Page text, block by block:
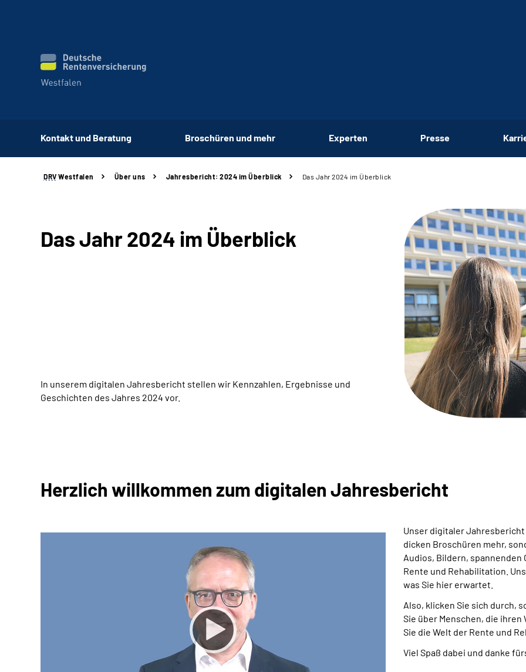
Kontakt und Beratung Broschüren und mehr Experten Presse
DRV Westfalen Über uns Jahresbericht: 2024 im Überblick Das Jahr 2024 im Überblick
Das Jahr 2024 im Überblick
In unserem digitalen Jahresbericht stellen wir Kennzahlen, Ergebnisse und
Geschichten des Jahres 2024 vor.
Herzlich willkommen zum digitalen Jahresbericht
Unser digitaler
dicken Broschüren mehr,
Audios, Bildern, spannenden
Rente und Rehabilitation.
was Sie hier erwartet.
Also, klicken Sie sich durch,
Sie über Menschen, die
Sie die Welt der Rente und
Viel Spaß dabei und danke